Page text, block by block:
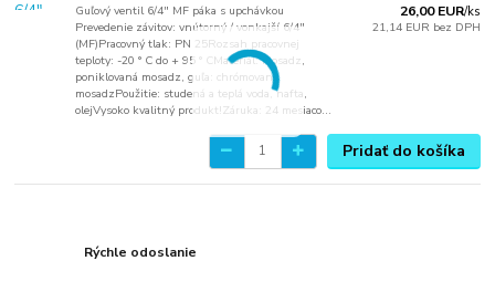
Guľový ventil 6/4" MF páka s upchávkou
Prevedenie závitov: vnútorný / vonkajší 6/4"
(MF)Pracovný tlak: PN 25Rozsah pracovnej
teploty: -20 ° C do + 95 ° CMateriál: mosadz,
poniklovaná mosadz, guľa: chrómovaná
mosadzPoužitie: studená a teplá voda, nafta,
olejVysoko kvalitný produkt!Záruka: 24 mesiaco...
26,00 EUR/ks
21,14 EUR bez DPH
Pridať do košíka
Rýchle odoslanie